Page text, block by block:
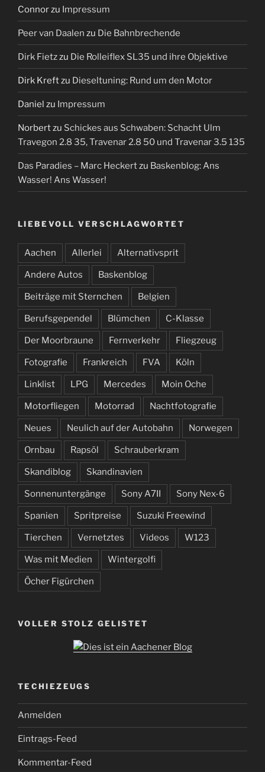
Connorzu Impressum
Peer van Daalen zu Die Bahnbrechende
Dirk Fietzzu Die Rolleiflex SL35 und ihre Objektive
Dirk Kreftzu Dieseltuning: Rund um den Motor
Daniel zu Impressum
Norbertzu Schickes aus Schwaben: Schacht Ulm
Travegon 2.8 35, Travenar 2.8 50 und Travenar 3.5 135
Das Paradies – Marc Heckertzu Baskenblog: Ans
Wasser! Ans Wasser!
LIEBEVOLL VERSCHLAGWORTET
Aachen Allerlei Alternativsprit
Andere Autos Baskenblog
Beiträge mit Sternchen Belgien
Berufsgependel Blümchen C-Klasse
Der Moorbraune Fernverkehr Fliegzeug
Fotografie Frankreich FVA Köln
Linklist LPG Mercedes Moin Oche
Motorfliegen Motorrad Nachtfotografie
Neues Neulich auf der Autobahn Norwegen
Ornbau Rapsöl Schrauberkram
Skandiblog Skandinavien
Sonnenuntergänge Sony A7II Sony Nex-6
Spanien Spritpreise Suzuki Freewind
Tierchen Vernetztes Videos W123
Was mit Medien Wintergolfi
Öcher Figürchen
VOLLER STOLZ GELISTET
TECHIEZEUGS
Anmelden
Eintrags-Feed
Kommentar-Feed